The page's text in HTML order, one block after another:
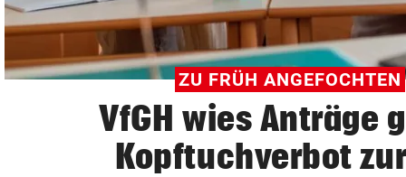
ZU FRÜH ANGEFOCHTEN
VfGH wies Anträge
Kopftuchverbot